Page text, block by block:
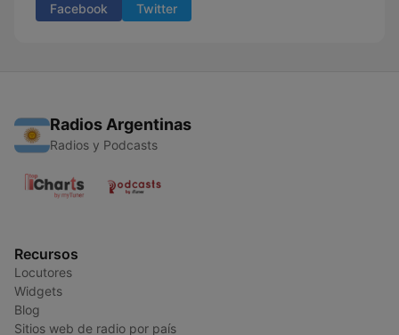
Facebook Twitter
Radios Argentinas
Radios y Podcasts
Recursos
Locutores
Widgets
Blog
Sitios web de radio por país